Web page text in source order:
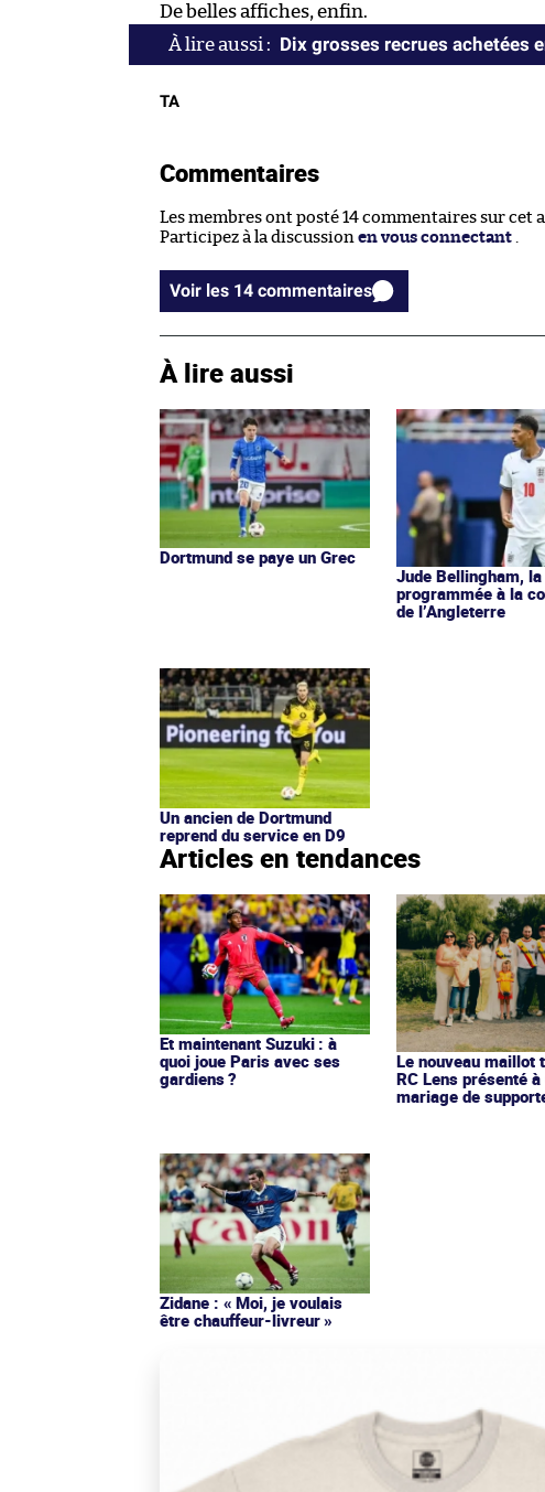
De belles affiches, enfin.
Dix grosses recrues achetées
TA
Commentaires
Les membres ont posté 14 commentaires sur cet
Participez à la discussion en vous connectant
Voir les 14 commentaires
À lire aussi
Dortmund se paye un Grec
Jude Bellingham,
programmée à la
de l’Angleterre
Un ancien de Dortmund
reprend du service en D9
Articles en tendances
Et maintenant Suzuki : à
quoi joue Paris avec ses
gardiens ?
Le nouveau maillot
RC Lens présenté à
mariage de
Zidane : « Moi, je voulais
être chauffeur-livreur »